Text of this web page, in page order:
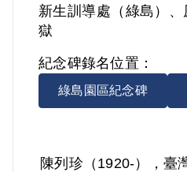
新生訓導處（綠島）
獄
紀念碑錄名位置：
綠島園區紀念碑
陳列珍（1920-），臺